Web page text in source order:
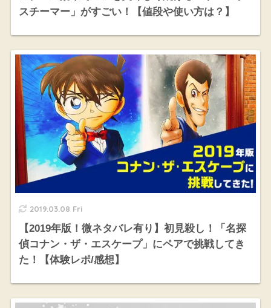
スチーマー」がすごい！【値段や使い方は？】
2019.03.08 Fri
【2019年版！微ネタバレ有り】初見殺し！「名探
偵コナン・ザ・エスケープ」にペアで挑戦してき
た！【体験レポ/感想】